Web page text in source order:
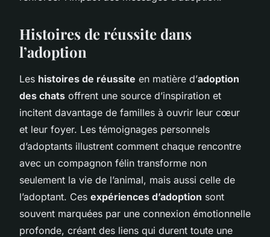
Histoires de réussite dans
l’adoption
Les histoires de réussite en matière d’adoption
des chats offrent une source d’inspiration et
incitent davantage de familles à ouvrir leur cœur
et leur foyer. Les témoignages personnels
d’adoptants illustrent comment chaque rencontre
avec un compagnon félin transforme non
seulement la vie de l’animal, mais aussi celle de
l’adoptant. Ces expériences d’adoption sont
souvent marquées par une connexion émotionnelle
profonde, créant des liens qui durent toute une